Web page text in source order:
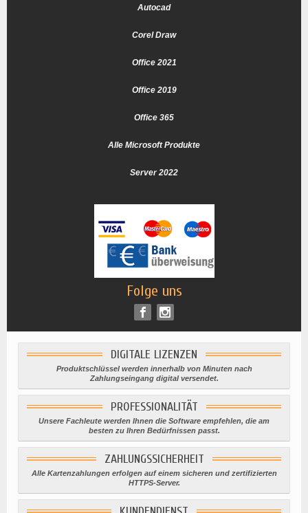
Autocad
Corel Draw
Office 2021
Office 2019
Office 365
Alle Microsoft Produkte
Server 2022
Folge uns
DIGITALE LIZENZEN
Produktschlüssel werden innerhalb von Minuten nach
Zahlungseingang digital versendet.
PROFESSIONALITÄT
Unsere Fachleute werden Ihnen die Software empfehlen, die am
besten zu Ihren Bedürfnissen passt.
ZAHLUNGSSICHERHEIT
Alle Kartenzahlungen erfolgen auf einem sicheren und zertifizierten
HTTPS-Server.